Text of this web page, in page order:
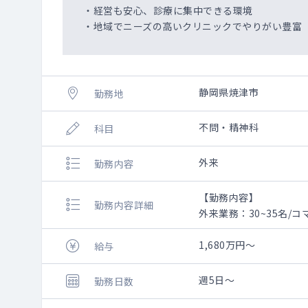
・経営も安心、診療に集中できる環境
・地域でニーズの高いクリニックでやりがい豊富
勤務地 静岡県焼津市
科目 不問・精神科
勤務内容 外来
勤務内容詳細
【勤務内容】
外来業務：30~35名/コ
総患者500~600人程度/
給与
1,680万円～
勤務日数 週5日～